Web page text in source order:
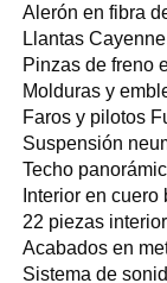
Alerón en fibra
Llantas
Pinzas de freno
Molduras y
Faros y pilotos
Suspensión
Techo
Interior en cuero
22 piezas
Acabados en
Sistema de